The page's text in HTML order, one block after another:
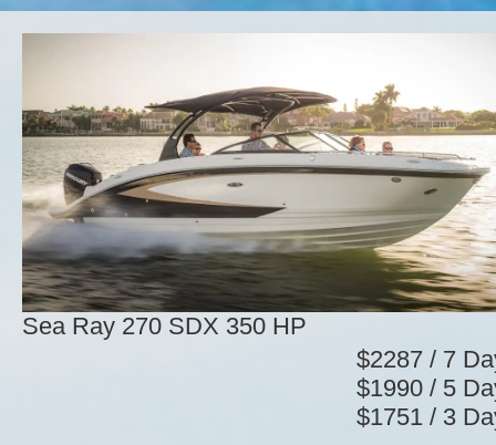
Anfrage senden
Jetzt buchen Karte
Merkzettel
Verfügbarkeit
Sea Ray 270 SDX 350 HP
$2287 / 7
$1990 / 5
$1751 / 3